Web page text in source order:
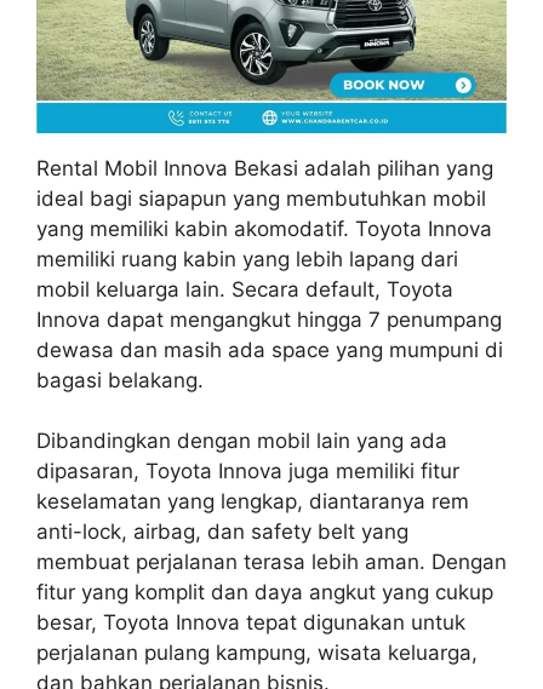
Rental Mobil Innova Bekasi adalah pilihan yang
ideal bagi siapapun yang membutuhkan mobil
yang memiliki kabin akomodatif. Toyota Innova
memiliki ruang kabin yang lebih lapang dari
mobil keluarga lain. Secara default, Toyota
Innova dapat mengangkut hingga 7 penumpang
dewasa dan masih ada space yang mumpuni di
bagasi belakang.
Dibandingkan dengan mobil lain yang ada
dipasaran, Toyota Innova juga memiliki fitur
keselamatan yang lengkap, diantaranya rem
anti-lock, airbag, dan safety belt yang
membuat perjalanan terasa lebih aman. Dengan
fitur yang komplit dan daya angkut yang cukup
besar, Toyota Innova tepat digunakan untuk
perjalanan pulang kampung, wisata keluarga,
dan bahkan perjalanan bisnis.